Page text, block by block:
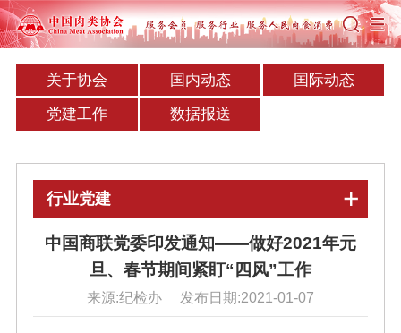
关于协会 国内动态 国际动态
党建工作 数据报送
行业党建
中国商联党委印发通知——做好2021年元
旦、春节期间紧盯“四风”工作
来源:纪检办 发布日期:2021-01-07